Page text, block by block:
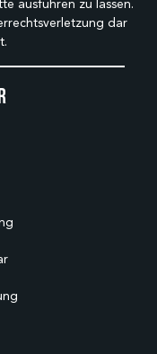
ausführen zu lassen.
dar